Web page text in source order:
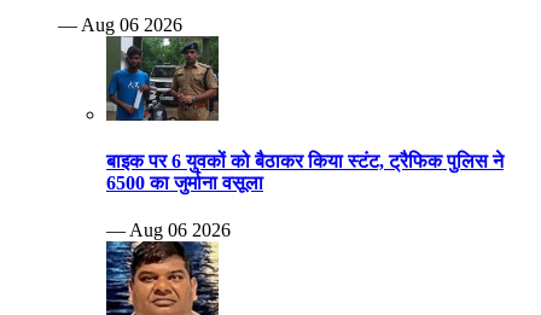
— Aug 06 2026
बाइक पर 6 युवकों को बैठाकर किया स्टंट, ट्रैफिक पुलिस ने
6500 का जुर्माना वसूला
— Aug 06 2026